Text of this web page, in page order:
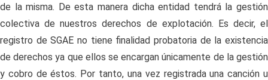
de la misma. De esta manera dicha entidad tendrá la gestión
colectiva de nuestros derechos de explotación. Es decir, el
registro de SGAE no tiene finalidad probatoria de la existencia
de derechos ya que ellos se encargan únicamente de la gestión
y cobro de éstos. Por tanto, una vez registrada una canción u